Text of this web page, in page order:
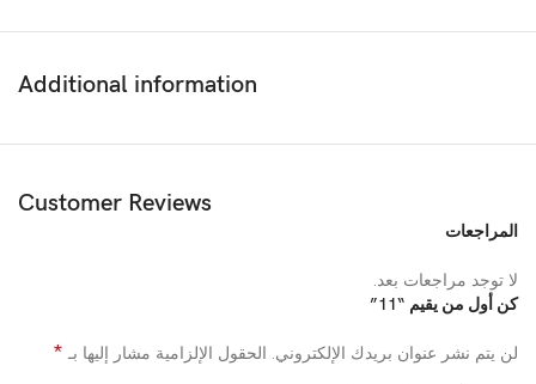
Additional information
Customer Reviews
المراجعات
لا توجد مراجعات بعد.
كن أول من يقيم “11”
لن يتم نشر عنوان بريدك الإلكتروني. الحقول الإلزامية مشار إليها بـ *